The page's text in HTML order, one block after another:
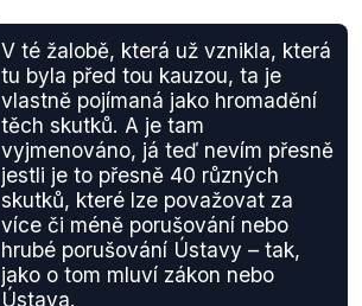
V té žalobě, která už vznikla, která
tu byla před tou kauzou, ta je
vlastně pojímaná jako hromadění
těch skutků. A je tam
vyjmenováno, já teď nevím přesně
jestli je to přesně 40 různých
skutků, které lze považovat za
více či méně porušování nebo
hrubé porušování Ústavy – tak,
jako o tom mluví zákon nebo
Ústava.